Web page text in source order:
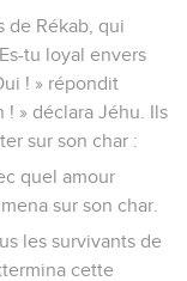
de Rékab, qui
tu loyal envers
! » répondit
! » déclara Jéhu. Ils
sur son char :
quel amour
sur son char.
les survivants de
cette